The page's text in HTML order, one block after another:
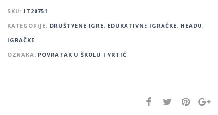
SKU: IT20751
KATEGORIJE: DRUŠTVENE IGRE, EDUKATIVNE IGRAČKE, HEADU,
IGRAČKE
OZNAKA: POVRATAK U ŠKOLU I VRTIĆ